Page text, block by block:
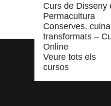
Curs de Disseny
Permacultura
Conserves,
transformats –
Online
Veure tots els
cursos